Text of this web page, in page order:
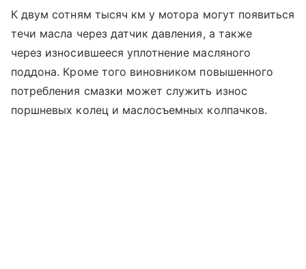
К двум сотням тысяч км у мотора могут появиться
течи масла через датчик давления, а также
через износившееся уплотнение масляного
поддона. Кроме того виновником повышенного
потребления смазки может служить износ
поршневых колец и маслосъемных колпачков.